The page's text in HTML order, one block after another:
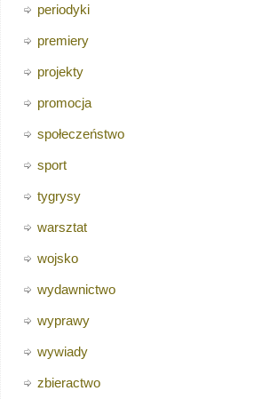
periodyki
premiery
projekty
promocja
społeczeństwo
sport
tygrysy
warsztat
wojsko
wydawnictwo
wyprawy
wywiady
zbieractwo